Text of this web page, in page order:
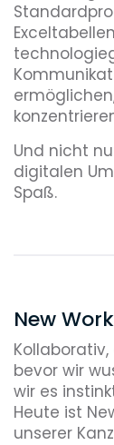
Und nicht
digitalen
Spaß.
New Work
bevor wir
wir es
Heute ist
unserer